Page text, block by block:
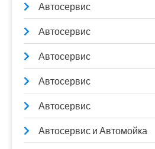
Автосервис
Автосервис
Автосервис
Автосервис
Автосервис
Автосервис и Автомойка